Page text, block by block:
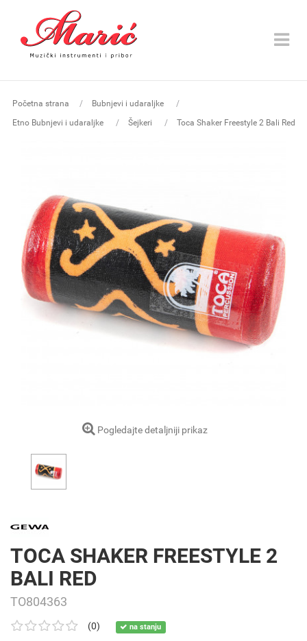
Toggle
Početna strana
Bubnjevi i udaraljke
Etno Bubnjevi i udaraljke
Šejkeri Toca Shaker Freestyle 2 Bali Red
Pogledajte detaljniji prikaz
TOCA SHAKER FREESTYLE 2
BALI RED
TO804363
(0) na stanju